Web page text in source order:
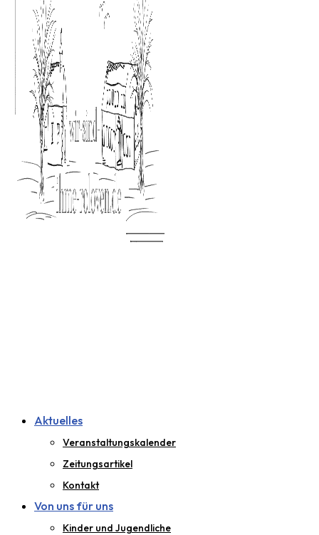
Aktuelles
Veranstaltungskalender
Zeitungsartikel
Kontakt
Von uns für uns
Kinder und Jugendliche